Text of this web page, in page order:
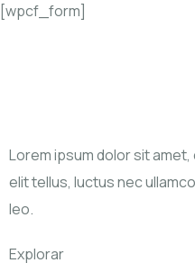
[wpcf_form]
Lorem ipsum dolor sit
elit tellus, luctus nec
leo.
Explorar